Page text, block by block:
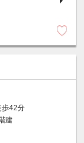
歩42分
建